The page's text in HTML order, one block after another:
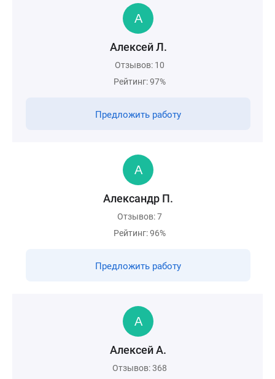
Алексей Л.
Отзывов: 10
Рейтинг: 97%
Предложить работу
Александр П.
Отзывов: 7
Рейтинг: 96%
Предложить работу
Алексей А.
Отзывов: 368